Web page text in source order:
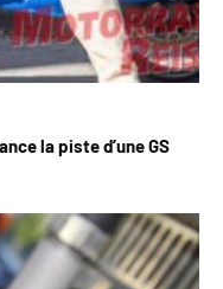
la piste d’une GS